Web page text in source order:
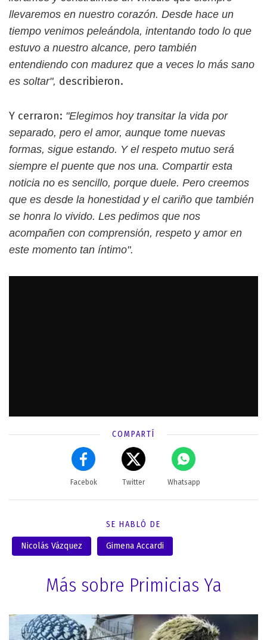
llevaremos en nuestro corazón. Desde hace un
tiempo venimos peleándola, intentando todo lo que
estuvo a nuestro alcance, pero también
entendiendo con madurez que a veces lo más sano
es soltar", describieron.
Y cerraron: "Elegimos hoy transitar la vida por
separado, pero el amor, aunque tome nuevas
formas, sigue estando. Y el respeto mutuo será
siempre el puente que nos una. Compartir esta
noticia no es sencillo, porque duele. Pero creemos
que es desde la honestidad y el cariño que también
se honra lo vivido. Les pedimos que nos
acompañen con comprensión, respeto y amor en
este momento tan íntimo".
COMPARTÍ
Facebok Twitter Whatsapp
SE HABLÓ DE
Nicolás Vázquez Gimena Accardi
Más sobre Primicias Ya